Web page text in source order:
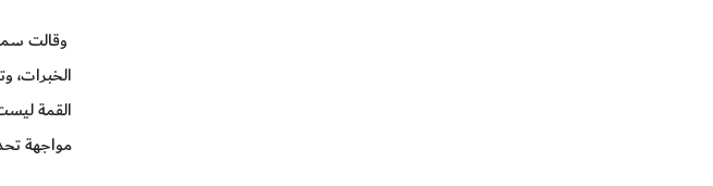
وقالت
الخبرات،
القمة
مواجهة